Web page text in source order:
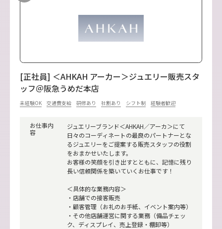
[正社員] ＜AHKAH アーカー＞ジュエリー販売スタ
ッフ＠阪急うめだ本店
未経験OK 交通費支給 研修あり 社割あり シフト制 経験者歓迎
お仕事内
容
ジュエリーブランド＜AHKAH／アーカ＞にて
日々のコーディネートの最良のパートナーとな
るジュエリーをご提案する販売スタッフの役割
をおまかせいたします。
お客様の笑顔を引き出すとともに、記憶に残り
長い信頼関係を築いていくお仕事です！
＜具体的な業務内容＞
・店舗での接客販売
・顧客管理（お礼のお手紙、イベント案内等）
・その他店舗運営に関する業務（備品チェッ
ク、ディスプレイ、売上登録・棚卸等）